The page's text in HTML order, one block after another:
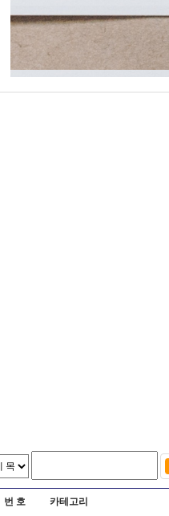
번 호 카테고리